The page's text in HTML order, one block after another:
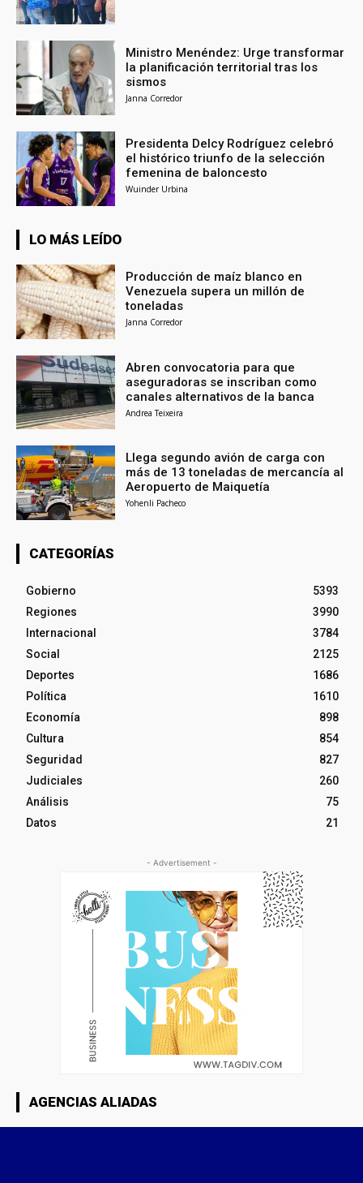
Ministro Menéndez: Urge transformar
la planificación territorial tras los
sismos
Janna Corredor
Presidenta Delcy Rodríguez celebró
el histórico triunfo de la selección
femenina de baloncesto
Wuinder Urbina
LO MÁS LEÍDO
Producción de maíz blanco en
Venezuela supera un millón de
toneladas
Janna Corredor
Abren convocatoria para que
aseguradoras se inscriban como
canales alternativos de la banca
Andrea Teixeira
Llega segundo avión de carga con
más de 13 toneladas de mercancía al
Aeropuerto de Maiquetía
Yohenli Pacheco
CATEGORÍAS
Gobierno
5393
Regiones
3990
Internacional
3784
Social
2125
Deportes
1686
Política
1610
Economía
898
Cultura
854
Seguridad
827
Judiciales
260
Análisis
75
Datos
21
- Advertisement -
AGENCIAS ALIADAS